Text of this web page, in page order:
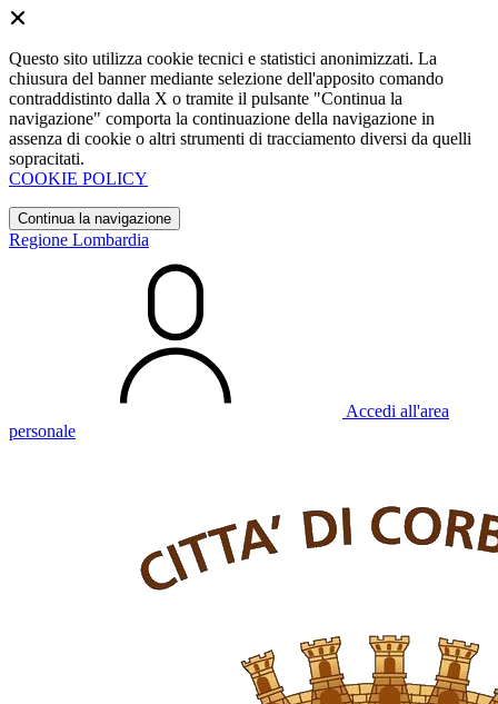
Questo sito utilizza cookie tecnici e statistici anonimizzati. La
chiusura del banner mediante selezione dell'apposito comando
contraddistinto dalla X o tramite il pulsante "Continua la
navigazione" comporta la continuazione della navigazione in
assenza di cookie o altri strumenti di tracciamento diversi da quelli
sopracitati.
COOKIE POLICY
Continua la navigazione
Regione Lombardia
Accedi all'area
personale